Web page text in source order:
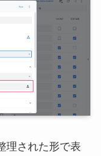
理された形で表